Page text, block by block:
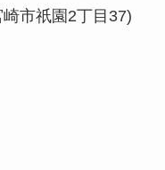
市祇園2丁目37)